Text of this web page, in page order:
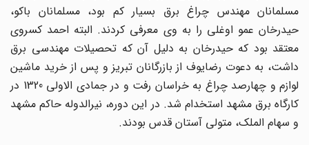
مسلمانان مهندس چراغ برق بسیار کم بود، مسلمانان باکو،
حیدرخان عمو اوغلی را به وی معرفی کردند. البته احمد کسروی
معتقد بود که حیدرخان به دلیل آن که تحصیلات مهندسی برق
داشت، به دعوت رضایوف از بازرگانان تبریز و پس از خرید ماشین
لوازم و چهارصد چراغ به خراسان رفت و در جمادی الاولی 1320 در
کارگاه برق مشهد استخدام شد. در این دوره، نیرالدوله حاکم مشهد
و سهام الملک، متولی آستان قدس بودند.